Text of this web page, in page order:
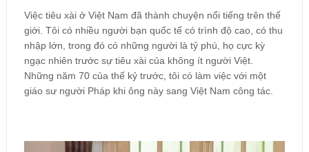
Việc tiêu xài ở Việt Nam đã thành chuyện nổi tiếng trên thế
giới. Tôi có nhiều người bạn quốc tế có trình độ cao, có thu
nhập lớn, trong đó có những người là tỷ phú, họ cực kỳ
ngạc nhiên trước sự tiêu xài của không ít người Việt.
Những năm 70 của thế kỷ trước, tôi có làm việc với một
giáo sư người Pháp khi ông này sang Việt Nam công tác.